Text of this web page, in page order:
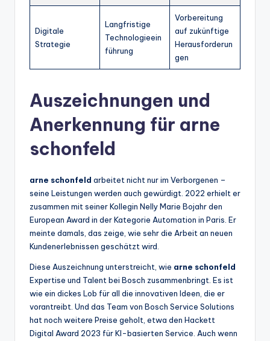
Digitale
Strategie
Langfristige
Technologieein
führung
Vorbereitung
auf zukünftige
Herausforderun
gen
Auszeichnungen und
Anerkennung für arne
schonfeld
arne schonfeld arbeitet nicht nur im Verborgenen –
seine Leistungen werden auch gewürdigt. 2022 erhielt er
zusammen mit seiner Kollegin Nelly Marie Bojahr den
European Award in der Kategorie Automation in Paris. Er
meinte damals, das zeige, wie sehr die Arbeit an neuen
Kundenerlebnissen geschätzt wird.
Diese Auszeichnung unterstreicht, wie arne schonfeld
Expertise und Talent bei Bosch zusammenbringt. Es ist
wie ein dickes Lob für all die innovativen Ideen, die er
vorantreibt. Und das Team von Bosch Service Solutions
hat noch weitere Preise geholt, etwa den Hackett
Digital Award 2023 für KI-basierten Service. Auch wenn